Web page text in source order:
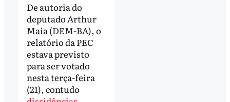
De autoria do
deputado Arthur
Maia (DEM-BA), o
relatório da PEC
estava previsto
para ser votado
nesta terça-feira
(21), contudo